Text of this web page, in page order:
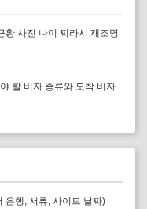
황 사진 나이 찌라시 재조명
할 비자 종류와 도착 비자
은행, 서류, 사이트 날짜)